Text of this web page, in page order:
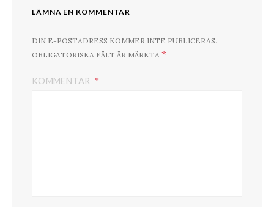
LÄMNA EN KOMMENTAR
DIN E-POSTADRESS KOMMER INTE PUBLICERAS.
OBLIGATORISKA FÄLT ÄR MÄRKTA *
KOMMENTAR